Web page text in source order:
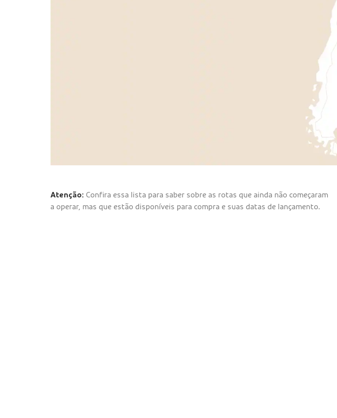
Atenção: Confira essa lista para saber sobre as rotas que ainda não começaram
a operar, mas que estão disponíveis para compra e suas datas de lançamento.